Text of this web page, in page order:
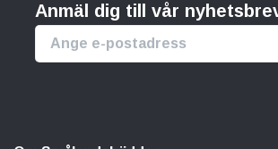
Anmäl dig till vår